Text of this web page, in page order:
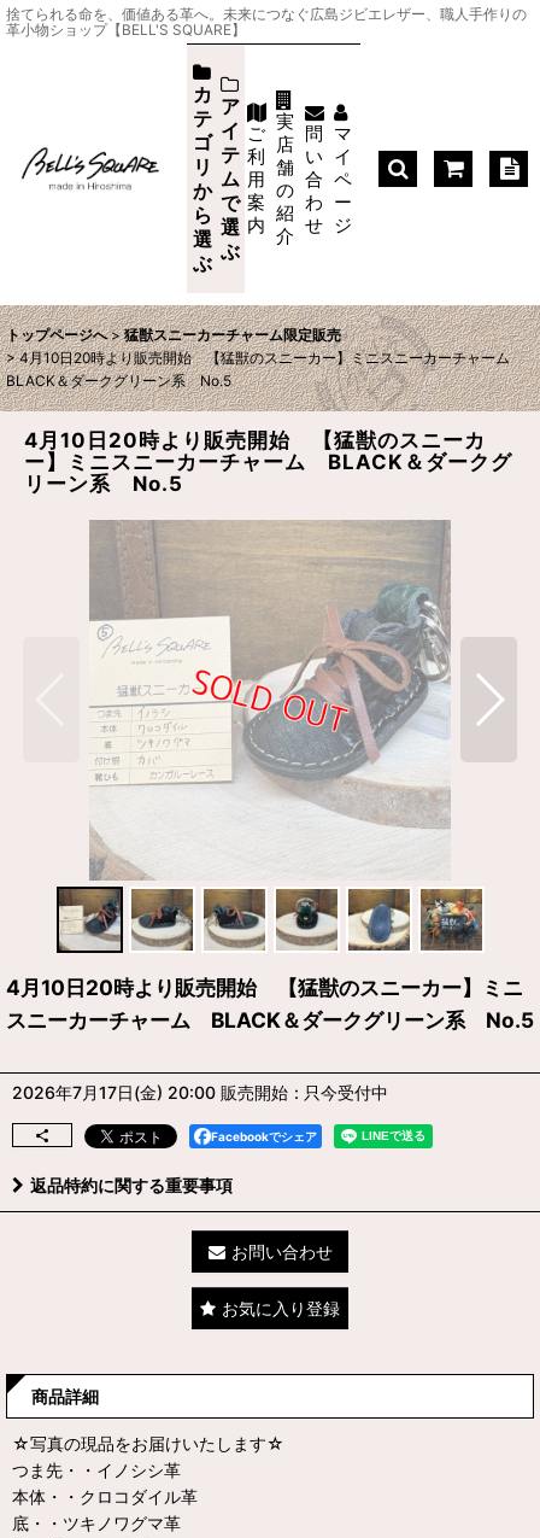
捨てられる命を、価値ある革へ。未来につなぐ広島ジビエレザー、職人手作りの
革小物ショップ【BELL'S SQUARE】
カ
テ
ゴ
リ
か
ら
選
ぶ
ア
イ
テ
ム
で
選
ぶ
ご
利
用
案
内
実
店
舗
の
紹
介
問
い
合
わ
せ
マ
イ
ペ
ー
ジ
トップページへ > 猛獣スニーカーチャーム限定販売
> 4月10日20時より販売開始 【猛獣のスニーカー】ミニスニーカーチャーム
BLACK＆ダークグリーン系 No.5
4月10日20時より販売開始 【猛獣のスニーカ
ー】ミニスニーカーチャーム BLACK＆ダークグ
リーン系 No.5
4月10日20時より販売開始 【猛獣のスニーカー】ミニ
スニーカーチャーム BLACK＆ダークグリーン系 No.5
2026年7月17日(金) 20:00 販売開始 : 只今受付中
Facebookでシェア
返品特約に関する重要事項
お問い合わせ
お気に入り登録
商品詳細
☆写真の現品をお届けいたします☆
つま先・・イノシシ革
本体・・クロコダイル革
底・・ツキノワグマ革